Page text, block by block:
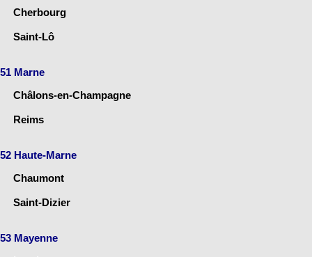
Cherbourg
Saint-Lô
51 Marne
Châlons-en-Champagne
Reims
52 Haute-Marne
Chaumont
Saint-Dizier
53 Mayenne